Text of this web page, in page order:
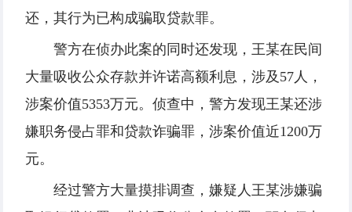
还，其行为已构成骗取贷款罪。
警方在侦办此案的同时还发现，王某在民间
大量吸收公众存款并许诺高额利息，涉及57人，
涉案价值5353万元。侦查中，警方发现王某还涉
嫌职务侵占罪和贷款诈骗罪，涉案价值近1200万
元。
经过警方大量摸排调查，嫌疑人王某涉嫌骗